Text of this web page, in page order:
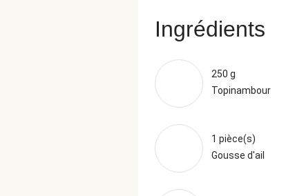
Ingrédients
250 g
Topinambour
1 pièce(s)
Gousse d'ail